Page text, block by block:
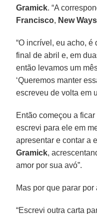
Gramick. “A
Francisco, New Ways
“O incrível, eu acho,
final de abril e, em
então levamos um
‘Queremos manter
escreveu de volta em
Então começou a
escrevi para ele em
apresentar e contar a
Gramick,
amor por sua avó”.
Mas por que parar por
“Escrevi outra carta